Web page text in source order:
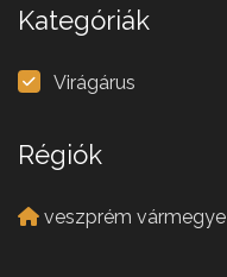
Kategóriák
Virágárus
Régiók
veszprém vármegye